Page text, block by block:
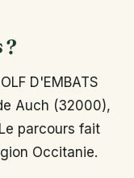
?
D'EMBATS
Auch (32000),
parcours fait
Occitanie.